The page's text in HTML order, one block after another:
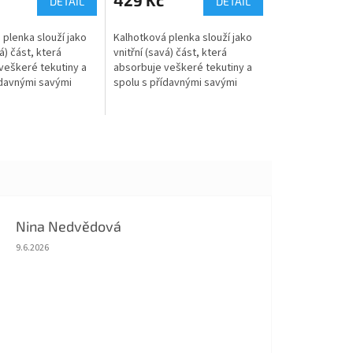
slouží jako
část, která
tekutiny a
savými
Kalhotková plenka slouží jako
vnitřní (savá) část, která
absorbuje veškeré tekutiny a
spolu s přídavnými savými
Nina Nedvědová
Hodnocení obchodu je 5 z 5 hvězdiček.
9.6.2026